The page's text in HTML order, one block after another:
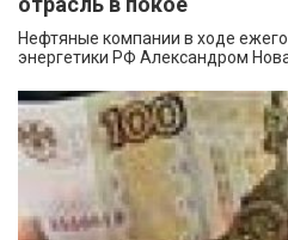
Нефтяные компании в ходе
энергетики РФ Александром